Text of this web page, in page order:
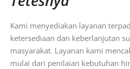
Kami menyediakan layanan
ketersediaan dan keberlanjutan
masyarakat. Layanan kami
mulai dari penilaian kebutuhan